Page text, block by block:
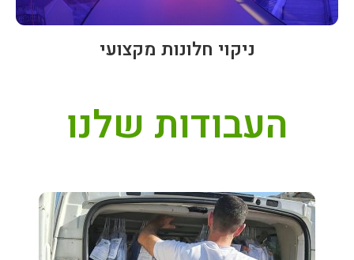
ניקוי חלונות מקצועי
העבודות שלנו